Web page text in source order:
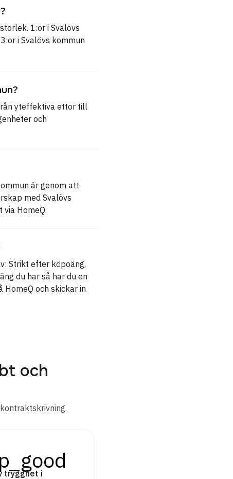
1:or i Svalövs
i Svalövs kommun
yteffektiva ettor till
och
är genom att
med Svalövs
HomeQ.
Strikt efter köpoäng,
du har så har du en
och skickar in
och
trygghet i